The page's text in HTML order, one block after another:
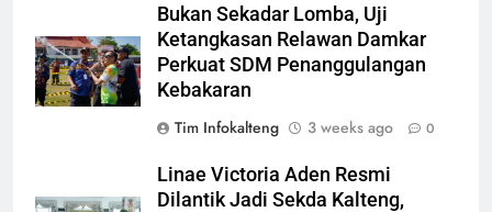
Bukan Sekadar Lomba, Uji
Ketangkasan Relawan Damkar
Perkuat SDM Penanggulangan
Kebakaran
Tim Infokalteng
3 weeks ago 0
Linae Victoria Aden Resmi
Dilantik Jadi Sekda Kalteng,